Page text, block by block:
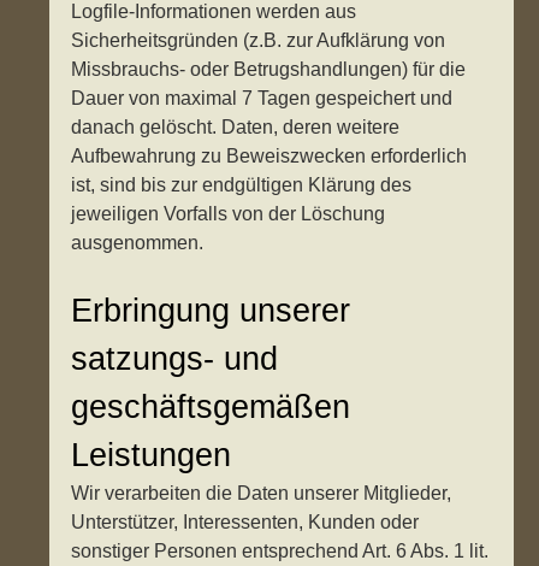
Logfile-Informationen werden aus
Sicherheitsgründen (z.B. zur Aufklärung von
Missbrauchs- oder Betrugshandlungen) für die
Dauer von maximal 7 Tagen gespeichert und
danach gelöscht. Daten, deren weitere
Aufbewahrung zu Beweiszwecken erforderlich
ist, sind bis zur endgültigen Klärung des
jeweiligen Vorfalls von der Löschung
ausgenommen.
Erbringung unserer
satzungs- und
geschäftsgemäßen
Leistungen
Wir verarbeiten die Daten unserer Mitglieder,
Unterstützer, Interessenten, Kunden oder
sonstiger Personen entsprechend Art. 6 Abs. 1 lit.